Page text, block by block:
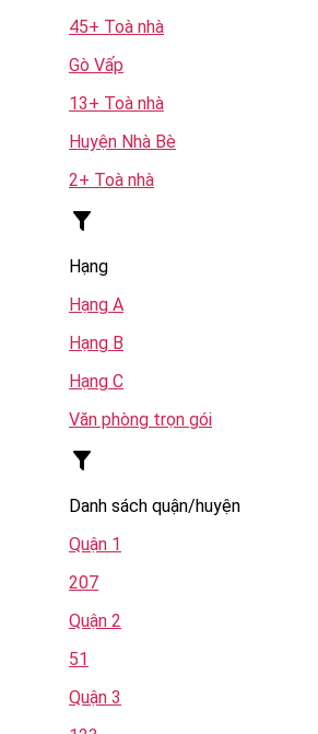
45+ Toà nhà
Gò Vấp
13+ Toà nhà
Huyện Nhà Bè
2+ Toà nhà
Hạng
Hạng A
Hạng B
Hạng C
Văn phòng trọn gói
Danh sách quận/huyện
Quận 1
207
Quận 2
51
Quận 3